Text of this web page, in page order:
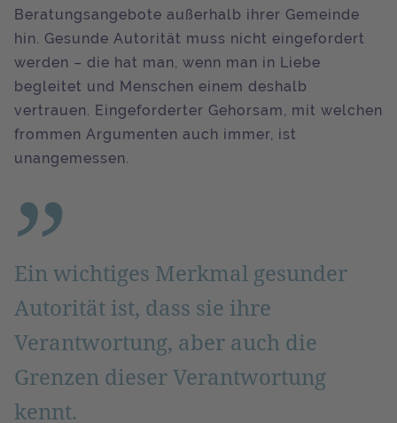
Beratungsangebote außerhalb ihrer Gemeinde
hin. Gesunde Autorität muss nicht eingefordert
werden – die hat man, wenn man in Liebe
begleitet und Menschen einem deshalb
vertrauen. Eingeforderter Gehorsam, mit welchen
frommen Argumenten auch immer, ist
unangemessen.
Ein wichtiges Merkmal gesunder
Autorität ist, dass sie ihre
Verantwortung, aber auch die
Grenzen dieser Verantwortung
kennt.